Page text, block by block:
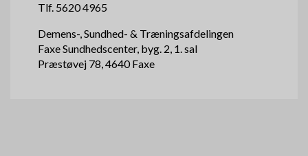
Tlf. 5620 4965
Demens-, Sundhed- & Træningsafdelingen
Faxe Sundhedscenter, byg. 2, 1. sal
Præstøvej 78, 4640 Faxe